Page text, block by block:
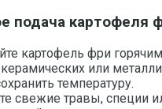
подача картофеля
картофель фри
или
температуру.
свежие травы, специи